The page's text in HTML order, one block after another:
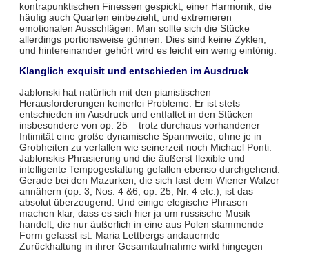
kontrapunktischen Finessen gespickt, einer Harmonik, die
häufig auch Quarten einbezieht, und extremeren
emotionalen Ausschlägen. Man sollte sich die Stücke
allerdings portionsweise gönnen: Dies sind keine Zyklen,
und hintereinander gehört wird es leicht ein wenig eintönig.
Klanglich exquisit und entschieden im Ausdruck
Jablonski hat natürlich mit den pianistischen
Herausforderungen keinerlei Probleme: Er ist stets
entschieden im Ausdruck und entfaltet in den Stücken –
insbesondere von op. 25 – trotz durchaus vorhandener
Intimität eine große dynamische Spannweite, ohne je in
Grobheiten zu verfallen wie seinerzeit noch Michael Ponti.
Jablonskis Phrasierung und die äußerst flexible und
intelligente Tempogestaltung gefallen ebenso durchgehend.
Gerade bei den Mazurken, die sich fast dem Wiener Walzer
annähern (op. 3, Nos. 4 &6, op. 25, Nr. 4 etc.), ist das
absolut überzeugend. Und einige elegische Phrasen
machen klar, dass es sich hier ja um russische Musik
handelt, die nur äußerlich in eine aus Polen stammende
Form gefasst ist. Maria Lettbergs andauernde
Zurückhaltung in ihrer Gesamtaufnahme wirkt hingegen –